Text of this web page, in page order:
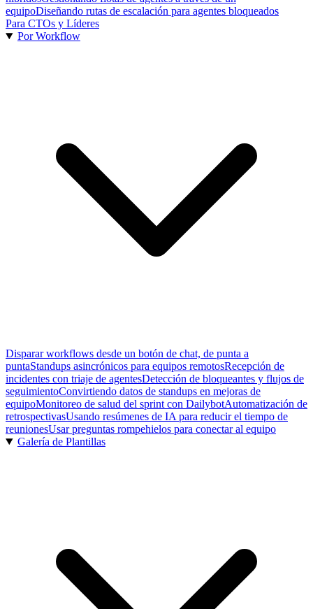
equipoDiseñando rutas de escalación para agentes bloqueados
Para CTOs y Líderes
Por Workflow
Disparar workflows desde un botón de chat, de punta a
puntaStandups asincrónicos para equipos remotosRecepción de
incidentes con triaje de agentesDetección de bloqueantes y flujos de
seguimientoConvirtiendo datos de standups en mejoras de
equipoMonitoreo de salud del sprint con DailybotAutomatización de
retrospectivasUsando resúmenes de IA para reducir el tiempo de
reunionesUsar preguntas rompehielos para conectar al equipo
Galería de Plantillas